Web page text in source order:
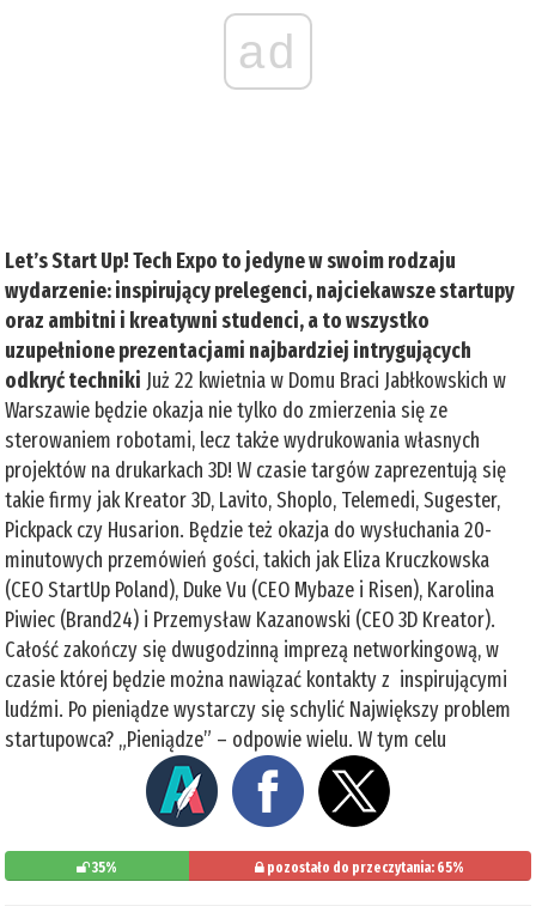
ad
Let’s Start Up! Tech Expo to jedyne w swoim rodzaju
wydarzenie: inspirujący prelegenci, najciekawsze startupy
oraz ambitni i kreatywni studenci, a to wszystko
uzupełnione prezentacjami najbardziej intrygujących
odkryć techniki Już 22 kwietnia w Domu Braci Jabłkowskich w
Warszawie będzie okazja nie tylko do zmierzenia się ze
sterowaniem robotami, lecz także wydrukowania własnych
projektów na drukarkach 3D! W czasie targów zaprezentują się
takie firmy jak Kreator 3D, Lavito, Shoplo, Telemedi, Sugester,
Pickpack czy Husarion. Będzie też okazja do wysłuchania 20-
minutowych przemówień gości, takich jak Eliza Kruczkowska
(CEO StartUp Poland), Duke Vu (CEO Mybaze i Risen), Karolina
Piwiec (Brand24) i Przemysław Kazanowski (CEO 3D Kreator).
Całość zakończy się dwugodzinną imprezą networkingową, w
czasie której będzie można nawiązać kontakty z inspirującymi
ludźmi. Po pieniądze wystarczy się schylić Największy problem
startupowca? „Pieniądze” – odpowie wielu. W tym celu
35% pozostało do przeczytania: 65%